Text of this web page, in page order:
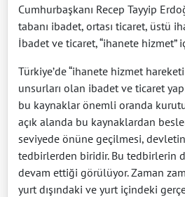
Cumhurbaşkanı Recep Tayyip
tabanı ibadet, ortası ticaret, üstü
İbadet ve ticaret, “ihanete hizmet”
Türkiye’de “ihanete hizmet
unsurları olan ibadet ve ticaret
bu kaynaklar önemli oranda
açık alanda bu kaynaklardan
seviyede önüne geçilmesi,
tedbirlerden biridir. Bu tedbirlerin
devam ettiği görülüyor. Zaman
yurt dışındaki ve yurt içindeki